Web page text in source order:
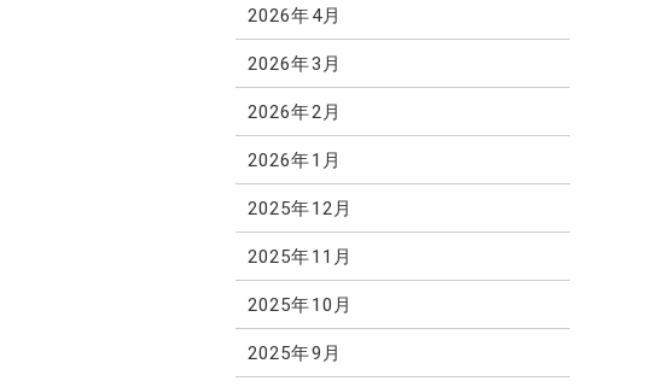
2026年4月
2026年3月
2026年2月
2026年1月
2025年12月
2025年11月
2025年10月
2025年9月